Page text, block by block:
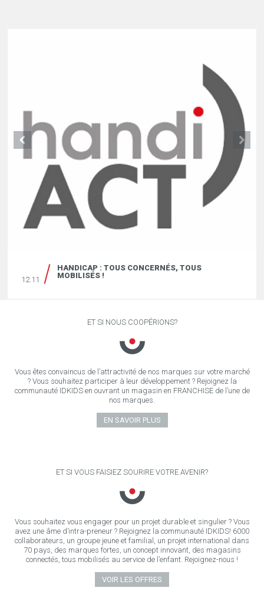
12.11
HANDICAP : TOUS CONCERNÉS, TOUS
MOBILISÉS !
ET SI NOUS COOPÉRIONS?
Vous êtes convaincus de l’attractivité de nos marques sur votre marché
? Vous souhaitez participer à leur développement ? Rejoignez la
communauté IDKIDS en ouvrant un magasin en FRANCHISE de l’une de
nos marques.
EN SAVOIR PLUS
ET SI VOUS FAISIEZ SOURIRE VOTRE AVENIR?
Vous souhaitez vous engager pour un projet durable et singulier ? Vous
avez une âme d’intra-preneur ? Rejoignez la communauté IDKIDS! 6000
collaborateurs, un groupe jeune et familial, un projet international dans
70 pays, des marques fortes, un concept innovant, des magasins
connectés, tous mobilisés au service de l’enfant. Rejoignez-nous !
VOIR LES OFFRES